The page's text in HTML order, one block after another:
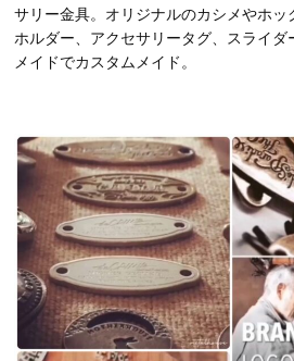
サリー金具。オリジナルのカシメやホッ
ホルダー、アクセサリータグ、スライ
メイドでカスタムメイド。